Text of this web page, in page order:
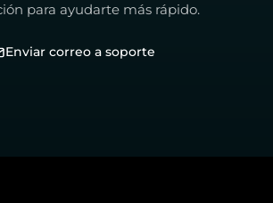
para ayudarte más rápido.
Enviar correo a soporte